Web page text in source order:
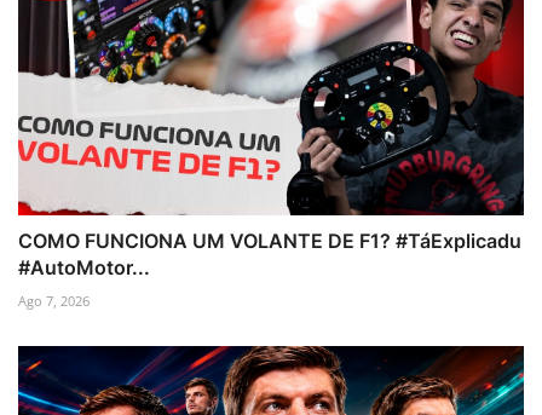
COMO FUNCIONA UM VOLANTE DE F1? #TáExplicadu
#AutoMotor...
Ago 7, 2026